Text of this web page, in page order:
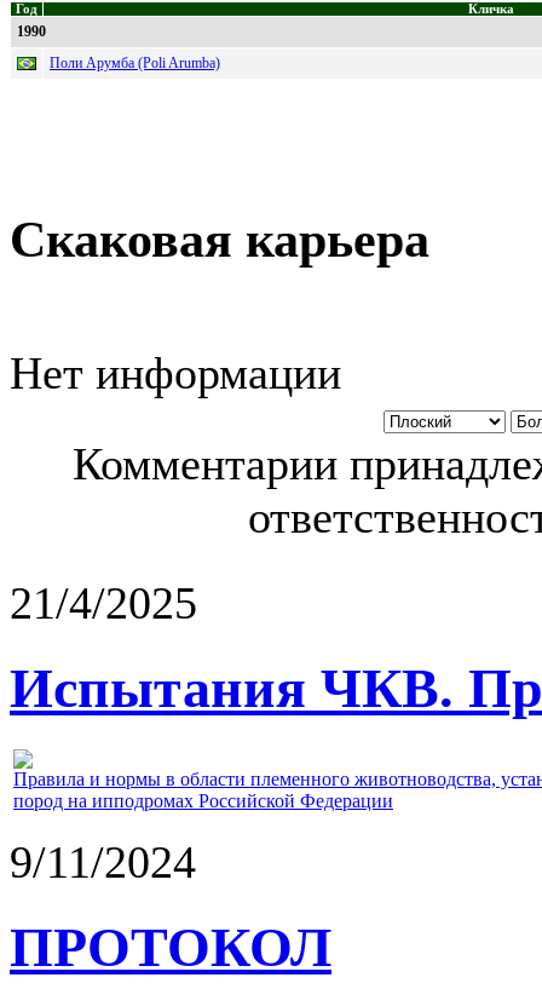
Год Кличка
1990
Поли Арумба (Poli Arumba)
Скаковая карьера
Нет информации
Комментарии
21/4/2025
Испытания ЧКВ.
Правила и нормы в области племенного животноводства,
пород на ипподромах Российской Федерации
9/11/2024
ПРОТОКОЛ